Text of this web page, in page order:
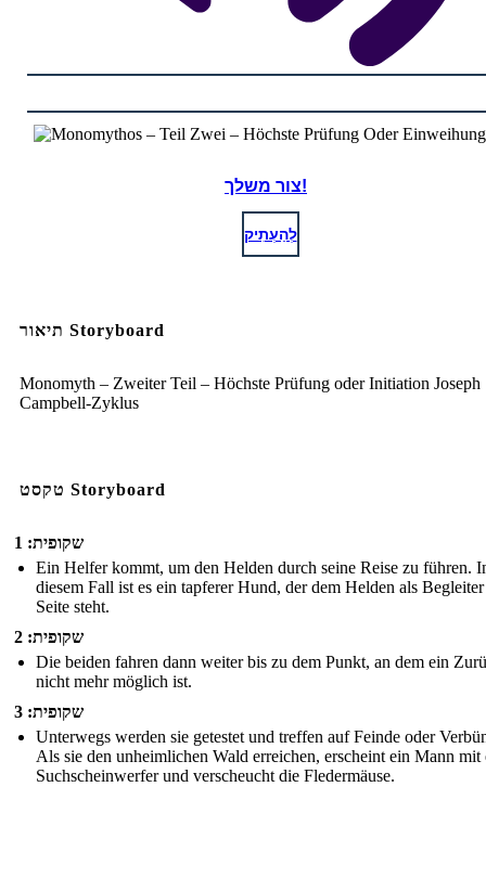
צור משלך!
לְהַעְתִיק
תיאור Storyboard
Monomyth – Zweiter Teil – Höchste Prüfung oder Initiation Joseph
Campbell-Zyklus
טקסט Storyboard
שקופית: 1
Ein Helfer kommt, um den Helden durch seine Reise zu führen.
diesem Fall ist es ein tapferer Hund, der dem Helden als
Seite steht.
שקופית: 2
Die beiden fahren dann weiter bis zu dem Punkt, an dem ein
nicht mehr möglich ist.
שקופית: 3
Unterwegs werden sie getestet und treffen auf Feinde oder
Als sie den unheimlichen Wald erreichen, erscheint ein Mann mit
Suchscheinwerfer und verscheucht die Fledermäuse.